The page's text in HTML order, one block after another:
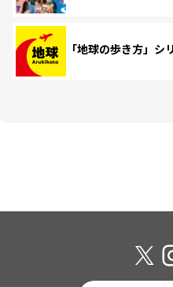
「地球の歩き方」シ